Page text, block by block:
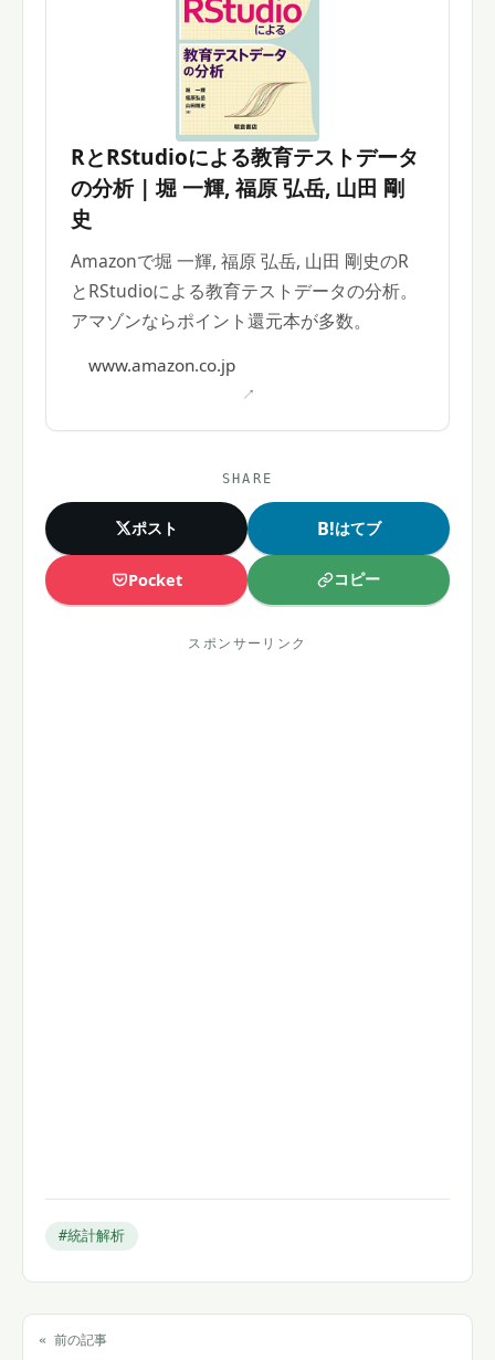
RとRStudioによる教育テストデータ
の分析 | 堀 一輝, 福原 弘岳, 山田 剛
史
Amazonで堀 一輝, 福原 弘岳, 山田 剛史のR
とRStudioによる教育テストデータの分析。
アマゾンならポイント還元本が多数。
www.amazon.co.jp
SHARE
ポスト B!はてブ
Pocket コピー
スポンサーリンク
#統計解析
« 前の記事